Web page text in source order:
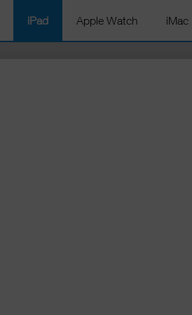
iPad Apple Watch iMac